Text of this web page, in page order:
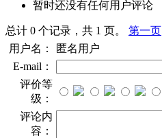
暂时还没有任何用户评论
总计 0 个记录，共 1 页。 第一页
用户名：
匿名用户
E-mail：
评价等
级：
评论内
容：